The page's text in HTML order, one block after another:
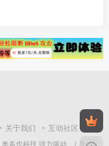
关于我们 互动社区
奥多也科技 强力驱动. （ 粤ICP